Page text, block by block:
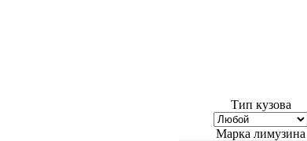
Тип кузова
Марка лимузина